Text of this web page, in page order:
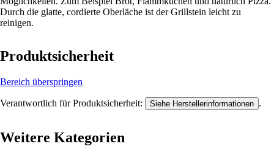
Durch die glatte, cordierte Oberläche ist der Grillstein leicht zu
reinigen.
Produktsicherheit
Bereich überspringen
Verantwortlich für Produktsicherheit: Siehe Herstellerinformationen .
Weitere Kategorien